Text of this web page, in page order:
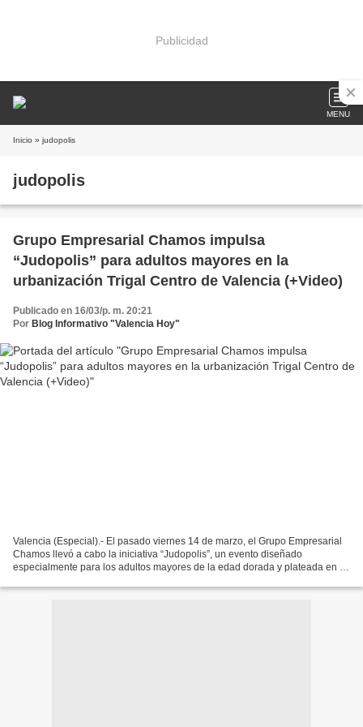
Publicidad
MENU
Inicio » judopolis
judopolis
Grupo Empresarial Chamos impulsa
“Judopolis” para adultos mayores en la
urbanización Trigal Centro de Valencia (+Video)
Publicado en 16/03/p. m. 20:21
Por Blog Informativo "Valencia Hoy"
Valencia (Especial).- El pasado viernes 14 de marzo, el Grupo Empresarial
Chamos llevó a cabo la iniciativa “Judopolis”, un evento diseñado
especialmente para los adultos mayores de la edad dorada y plateada en la